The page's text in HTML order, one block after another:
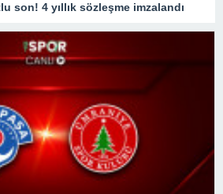
son! 4 yıllık sözleşme imzalandı